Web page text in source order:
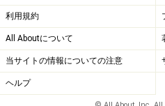
利用規約
All Aboutについて
当サイトの情報についての注意
ヘルプ